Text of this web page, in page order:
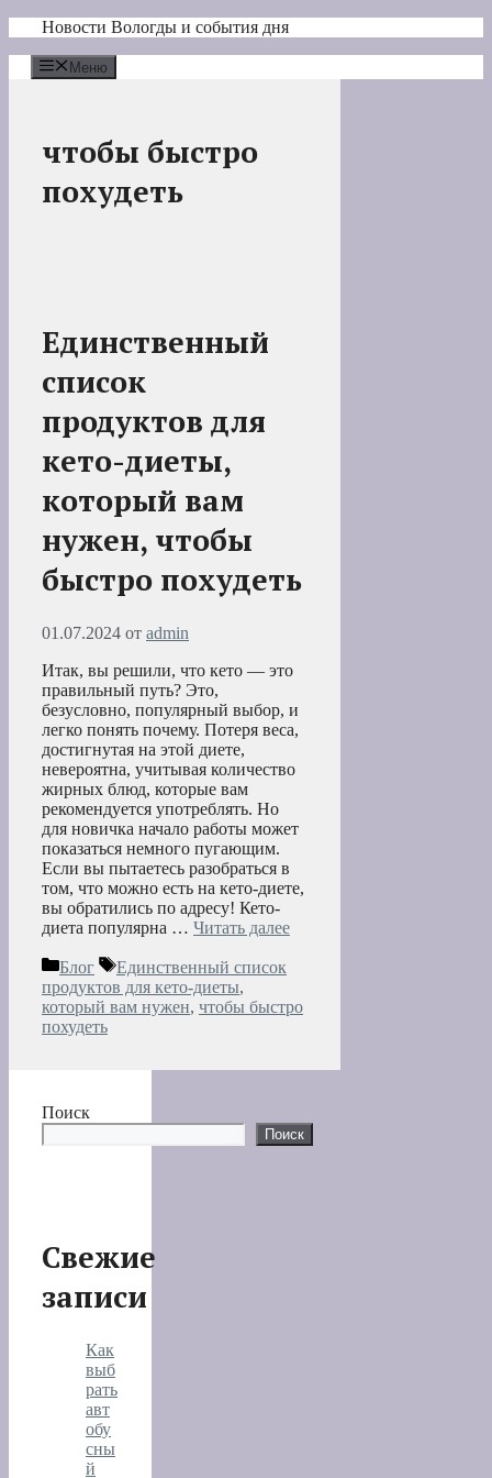
Перейти
содержимому
Новости Вологды и события дня
Меню
чтобы быстро
похудеть
Единственный
список
продуктов для
кето-диеты,
который вам
нужен, чтобы
быстро похудеть
01.07.2024 от admin
Итак, вы решили, что кето — это
правильный путь? Это,
безусловно, популярный выбор, и
легко понять почему. Потеря веса,
достигнутая на этой диете,
невероятна, учитывая количество
жирных блюд, которые вам
рекомендуется употреблять. Но
для новичка начало работы может
показаться немного пугающим.
Если вы пытаетесь разобраться в
том, что можно есть на кето-диете,
вы обратились по адресу! Кето-
диета популярна … Читать далее
Рубрики
Блог Метки
Единственный список
продуктов для кето-диеты,
который вам нужен, чтобы быстро
похудеть
Поиск
Поиск
Свежие
записи
Как
выб
рать
авт
обу
сны
й